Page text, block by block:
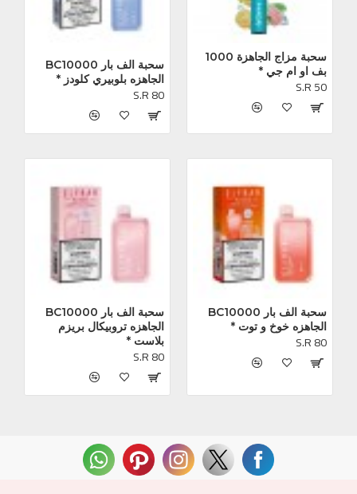
بف او ام جي *
S.R 50
الجاهزه بلوبيري كلودز *
S.R 80
الجاهزه خوخ و توت *
S.R 80
بلاست *
S.R 80